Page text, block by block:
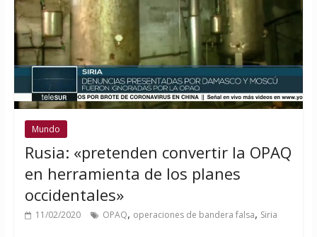
Mundo
Rusia: «pretenden convertir la OPAQ
en herramienta de los planes
occidentales»
11/02/2020 OPAQ, operaciones de bandera falsa, Siria